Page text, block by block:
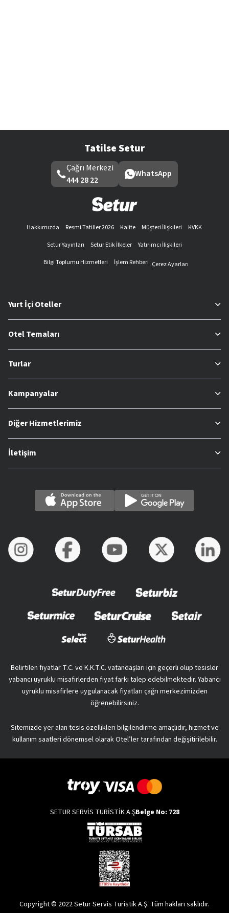
Tatilse Setur
Çağrı Merkezi
444 28 22
WhatsApp
Hakkımızda Resmi Tatiller 2026 Kalite Müşteri İlişkileri
KVKK
Setur Yayınları
Setur Etik İlkeler
Yatırımcı İlişkileri
Bilgi Toplumu Hizmetleri
İşlem Rehberi Çerez Ayarları
Yurt İçi Oteller
Otel Temaları
Turlar
Kampanyalar
Diğer Hizmetlerimiz
İletişim
Belirtilen fiyatlar T.C. ve K.K.T.C. vatandaşları için geçerli olup tesisler
yabancı uyruklu misafirlerden fiyat farkı talep edebilmektedir. Yabancı
uyruklu misafirlere uygulanacak fiyatları çağrı merkezimizden
öğrenebilirsiniz.
Sitemizde yer alan tesis özellikleri bilgilendirme amaçlıdır, hizmet ve
kullanım saatleri dönemsel olarak Otel’ler tarafından değişitirilebilir.
SETUR SERVİS TURİSTİK A.ŞBelge No: 728
Copyright © 2022 Setur Servis Turistik A.Ş. Tüm hakları saklıdır.